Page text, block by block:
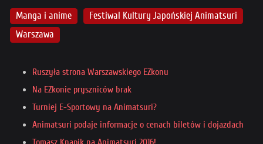
Manga i anime
Festiwal Kultury Japońskiej Animatsuri
Warszawa
Ruszyła strona Warszawskiego EZkonu
Na EZkonie pryszniców brak
Turniej E-Sportowy na Animatsuri?
Animatsuri podaje informacje o cenach biletów i dojazdach